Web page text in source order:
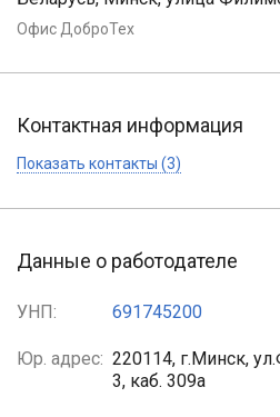
Офис ДоброТех
Контактная информация
Показать контакты (3)
Данные о работодателе
УНП: 691745200
Юр. адрес: 220114, г.Минск,
3, каб. 309а